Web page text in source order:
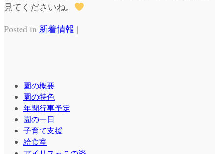
見てくださいね。
Posted in 新着情報 |
園の概要
園の特色
年間行事予定
園の一日
子育て支援
給食室